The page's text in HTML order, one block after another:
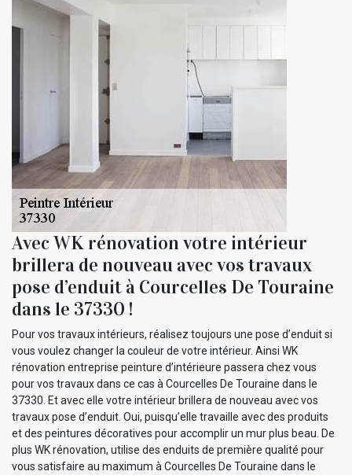
Avec WK rénovation votre intérieur
brillera de nouveau avec vos travaux
pose d’enduit à Courcelles De Touraine
dans le 37330 !
Pour vos travaux intérieurs, réalisez toujours une pose d’enduit si
vous voulez changer la couleur de votre intérieur. Ainsi WK
rénovation entreprise peinture d’intérieure passera chez vous
pour vos travaux dans ce cas à Courcelles De Touraine dans le
37330. Et avec elle votre intérieur brillera de nouveau avec vos
travaux pose d’enduit. Oui, puisqu’elle travaille avec des produits
et des peintures décoratives pour accomplir un mur plus beau. De
plus WK rénovation, utilise des enduits de première qualité pour
vous satisfaire au maximum à Courcelles De Touraine dans le